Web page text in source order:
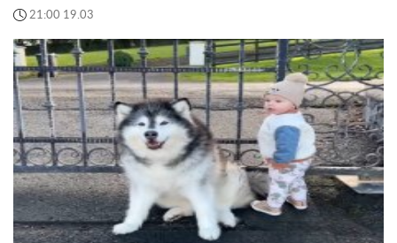
21:00 19.03